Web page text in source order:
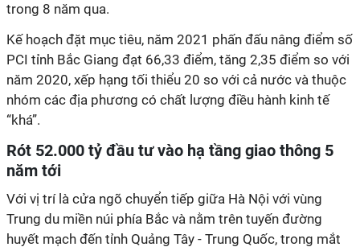
trong 8 năm qua.
Kế hoạch đặt mục tiêu, năm 2021 phấn đấu nâng điểm số
PCI tỉnh Bắc Giang đạt 66,33 điểm, tăng 2,35 điểm so với
năm 2020, xếp hạng tối thiểu 20 so với cả nước và thuộc
nhóm các địa phương có chất lượng điều hành kinh tế
“khá”.
Rót 52.000 tỷ đầu tư vào hạ tầng giao thông 5
năm tới
Với vị trí là cửa ngõ chuyển tiếp giữa Hà Nội với vùng
Trung du miền núi phía Bắc và nằm trên tuyến đường
huyết mạch đến tỉnh Quảng Tây - Trung Quốc, trong mắt